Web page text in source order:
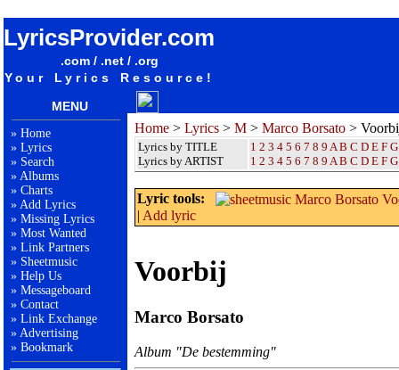
LyricsProvider.com
.com / .net / .org
Your Lyrics Resource!
MENU
» Home
» Lyrics
» Search
» Albums
» Charts
» Add Lyrics
» Missing Lyrics
» Most Wanted
» Link Partners
» Sheetmusic
» Help Us
» Messageboard
» Contact
» Link Exchange
» Advertising
» Bookmark
Home > Lyrics > M > Marco Borsato >
Lyrics by TITLE
Lyrics by ARTIST
1 2 3 4 5 6 7 8 9 A B C D E F G
1 2 3 4 5 6 7 8 9 A B C D E F G
Lyric tools:
| Add lyric
Voorbij
Marco Borsato
Album "De bestemming"